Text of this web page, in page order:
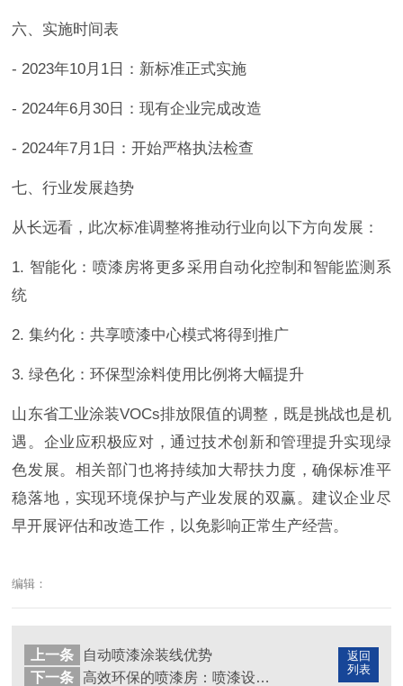
六、实施时间表
- 2023年10月1日：新标准正式实施
- 2024年6月30日：现有企业完成改造
- 2024年7月1日：开始严格执法检查
七、行业发展趋势
从长远看，此次标准调整将推动行业向以下方向发展：
1. 智能化：喷漆房将更多采用自动化控制和智能监测系
统
2. 集约化：共享喷漆中心模式将得到推广
3. 绿色化：环保型涂料使用比例将大幅提升
山东省工业涂装VOCs排放限值的调整，既是挑战也是机
遇。企业应积极应对，通过技术创新和管理提升实现绿
色发展。相关部门也将持续加大帮扶力度，确保标准平
稳落地，实现环境保护与产业发展的双赢。建议企业尽
早开展评估和改造工作，以免影响正常生产经营。
编辑：
返回
列表
上一条
自动喷漆涂装线优势
下一条
高效环保的喷漆房：喷漆设备的新时代